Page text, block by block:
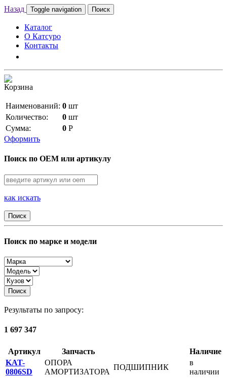
Назад Toggle navigation Поиск
Каталог
О Катсуро
Контакты
Корзина
Наименований: 0 шт
Количество:
0 шт
Сумма:
0 Р
Оформить
Поиск по OEM или артикулу
как искать
Поиск
Поиск по марке и модели
Поиск
Результаты по запросу:
1 697 347
Артикул Запчасть
Наличие
KAT-
0806SD
ОПОРА
АМОРТИЗАТОРА
ПОДШИПНИК
в
наличии